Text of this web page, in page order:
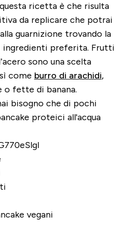
ricetta è che risulta
da replicare che potrai
guarnizione trovando la
ingredienti preferita. Frutti
sono una scelta
come burro di arachidi,
fette di banana.
bisogno che di pochi
proteici all'acqua
vegani